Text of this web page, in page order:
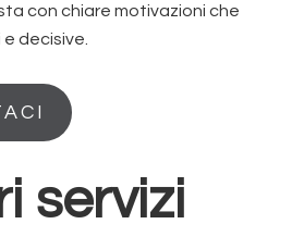
con chiare motivazioni che
decisive.
servizi